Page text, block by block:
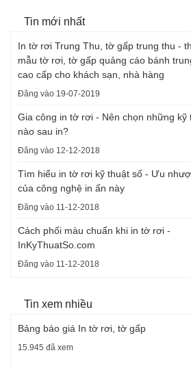
Tin mới nhất
In tờ rơi Trung Thu, tờ gấp trung thu -
mẫu tờ rơi, tờ gấp quảng cáo bánh
cao cấp cho khách sạn, nhà hàng
Đăng vào 19-07-2019
Gia công in tờ rơi - Nên chọn những kỹ
nào sau in?
Đăng vào 12-12-2018
Tìm hiểu in tờ rơi kỹ thuật số - Ưu
của công nghệ in ấn này
Đăng vào 11-12-2018
Cách phối màu chuẩn khi in tờ rơi -
InKyThuatSo.com
Đăng vào 11-12-2018
Tin xem nhiều
Bảng báo giá In tờ rơi, tờ gấp
15.945 đã xem